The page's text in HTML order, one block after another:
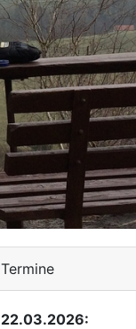
Termine
22.03.2026: